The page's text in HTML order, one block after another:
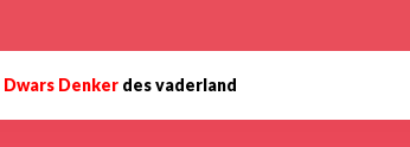
Dwars Denker des vaderland